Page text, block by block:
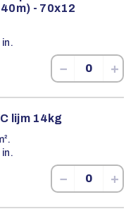
- 70x12
− +
lijm 14kg
− +